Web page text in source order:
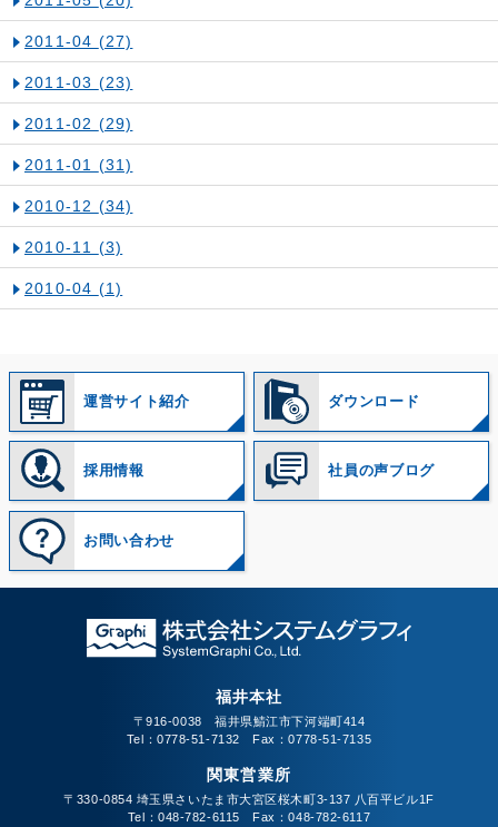
2011-04 (27)
2011-03 (23)
2011-02 (29)
2011-01 (31)
2010-12 (34)
2010-11 (3)
2010-04 (1)
運営サイト紹介 ダウンロード
採用情報 社員の声ブログ
お問い合わせ
福井本社
〒916-0038 福井県鯖江市下河端町414
Tel：0778-51-7132 Fax：0778-51-7135
関東営業所
〒330-0854 埼玉県さいたま市大宮区桜木町3-137 八百平ビル1F
Tel：048-782-6115 Fax：048-782-6117